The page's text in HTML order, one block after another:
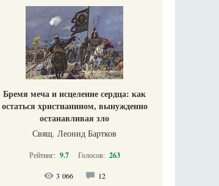
Бремя меча и исцеление сердца: как
остаться христианином, вынужденно
останавливая зло
Свящ. Леонид Бартков
Рейтинг: 9.7 Голосов: 263
3 066 12